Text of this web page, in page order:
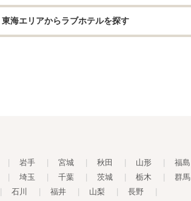
東海エリアからラブホテルを探す
岩手 宮城 秋田 山形 福島
埼玉 千葉 茨城 栃木 群馬
石川 福井 山梨 長野